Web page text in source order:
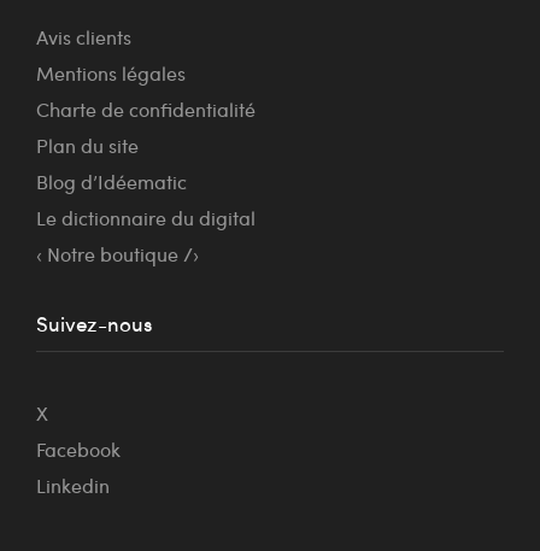
Avis clients
Mentions légales
Charte de confidentialité
Plan du site
Blog d’Idéematic
Le dictionnaire du digital
‹ Notre boutique /›
Suivez-nous
X
Facebook
Linkedin